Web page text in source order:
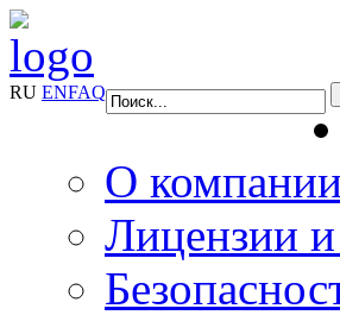
RU ENFAQ
О компании
Лицензии